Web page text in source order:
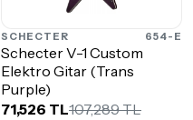
SCHECTER 654-E
Schecter V-1 Custom
Elektro Gitar (Trans
Purple)
71,526 TL107,289 TL